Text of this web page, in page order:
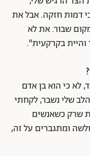
דמות חזקה. אבל את
שבור. את לא
בקרקעית".
לא כי הוא בן אדם
שלי נשבר, לקחתי
שרק כשאנשים
ומתגברים על זה,